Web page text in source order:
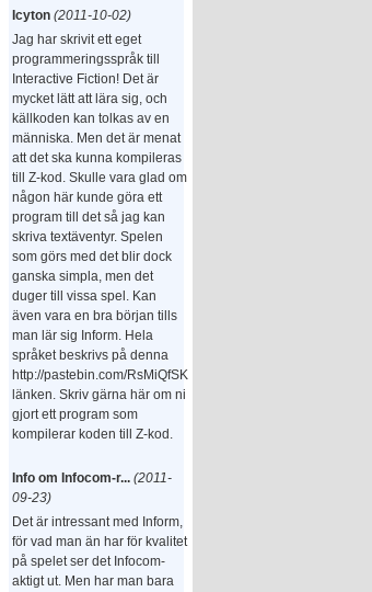
Icyton (2011-10-02)
Jag har skrivit ett eget
programmeringsspråk till
Interactive Fiction! Det är
mycket lätt att lära sig, och
källkoden kan tolkas av en
människa. Men det är menat
att det ska kunna kompileras
till Z-kod. Skulle vara glad om
någon här kunde göra ett
program till det så jag kan
skriva textäventyr. Spelen
som görs med det blir dock
ganska simpla, men det
duger till vissa spel. Kan
även vara en bra början tills
man lär sig Inform. Hela
språket beskrivs på denna
http://pastebin.com/RsMiQfSK
länken. Skriv gärna här om ni
gjort ett program som
kompilerar koden till Z-kod.
Info om Infocom-r... (2011-
09-23)
Det är intressant med Inform,
för vad man än har för kvalitet
på spelet ser det Infocom-
aktigt ut. Men har man bara